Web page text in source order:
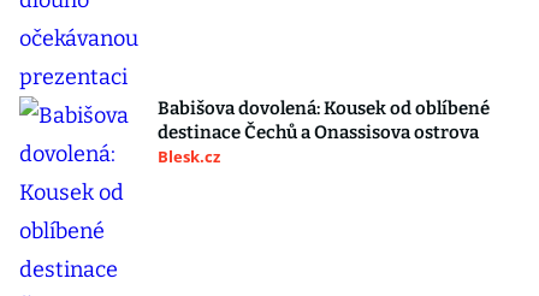
Babišova dovolená: Kousek od oblíbené
destinace Čechů a Onassisova ostrova
Blesk.cz